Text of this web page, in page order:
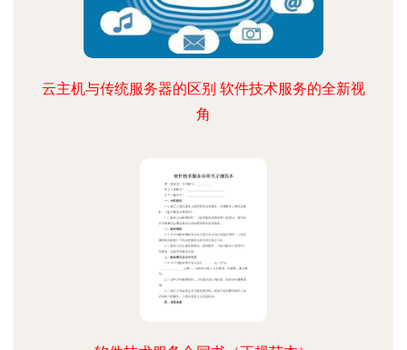
云主机与传统服务器的区别 软件技术服务的全新视
角